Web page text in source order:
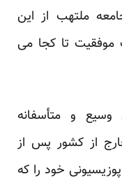
ملتهب از این
تا کجا می
و متأسفانه
از کشور پس از
خود را که